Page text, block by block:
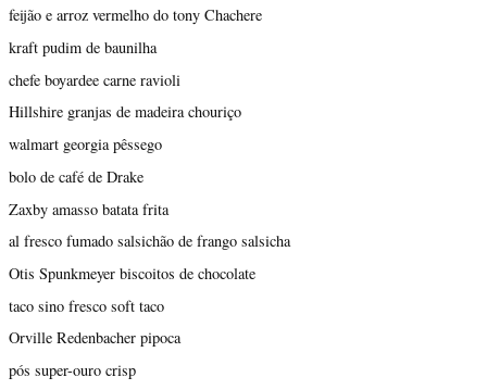
feijão e arroz vermelho do tony Chachere
kraft pudim de baunilha
chefe boyardee carne ravioli
Hillshire granjas de madeira chouriço
walmart georgia pêssego
bolo de café de Drake
Zaxby amasso batata frita
al fresco fumado salsichão de frango salsicha
Otis Spunkmeyer biscoitos de chocolate
taco sino fresco soft taco
Orville Redenbacher pipoca
pós super-ouro crisp